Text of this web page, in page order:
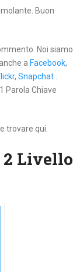
Buon
Noi siamo
a Facebook,
, Snapchat.
Parola Chiave
trovare qui.
2 Livello